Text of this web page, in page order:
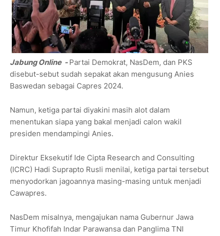
Jabung Online - Partai Demokrat, NasDem, dan PKS
disebut-sebut sudah sepakat akan mengusung Anies
Baswedan sebagai Capres 2024.
Namun, ketiga partai diyakini masih alot dalam
menentukan siapa yang bakal menjadi calon wakil
presiden mendampingi Anies.
Direktur Eksekutif Ide Cipta Research and Consulting
(ICRC) Hadi Suprapto Rusli menilai, ketiga partai tersebut
menyodorkan jagoannya masing-masing untuk menjadi
Cawapres.
NasDem misalnya, mengajukan nama Gubernur Jawa
Timur Khofifah Indar Parawansa dan Panglima TNI